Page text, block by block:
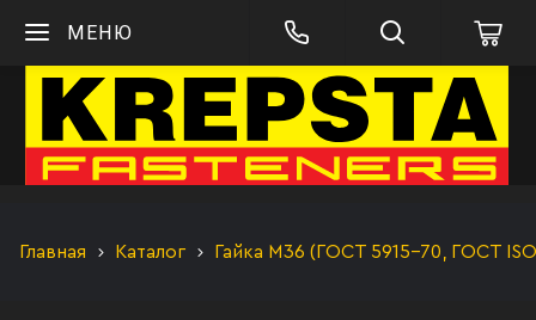
МЕНЮ
Главная Каталог Гайка М36 (ГОСТ 5915-70, ГОСТ